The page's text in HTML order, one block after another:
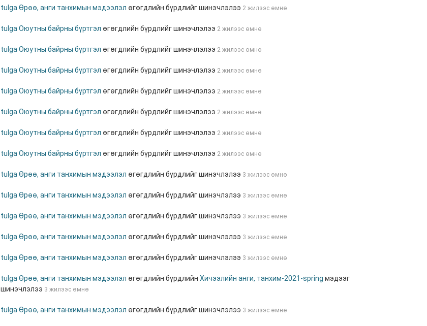
tulga Өрөө, анги танхимын мэдээлэл өгөгдлийн бүрдлийг шинэчлэлээ 2 жилээс өмнө
tulga Оюутны байрны бүртгэл өгөгдлийн бүрдлийг шинэчлэлээ 2 жилээс өмнө
tulga Оюутны байрны бүртгэл өгөгдлийн бүрдлийг шинэчлэлээ 2 жилээс өмнө
tulga Оюутны байрны бүртгэл өгөгдлийн бүрдлийг шинэчлэлээ 2 жилээс өмнө
tulga Оюутны байрны бүртгэл өгөгдлийн бүрдлийг шинэчлэлээ 2 жилээс өмнө
tulga Оюутны байрны бүртгэл өгөгдлийн бүрдлийг шинэчлэлээ 2 жилээс өмнө
tulga Оюутны байрны бүртгэл өгөгдлийн бүрдлийг шинэчлэлээ 2 жилээс өмнө
tulga Оюутны байрны бүртгэл өгөгдлийн бүрдлийг шинэчлэлээ 2 жилээс өмнө
tulga Өрөө, анги танхимын мэдээлэл өгөгдлийн бүрдлийг шинэчлэлээ 3 жилээс өмнө
tulga Өрөө, анги танхимын мэдээлэл өгөгдлийн бүрдлийг шинэчлэлээ 3 жилээс өмнө
tulga Өрөө, анги танхимын мэдээлэл өгөгдлийн бүрдлийг шинэчлэлээ 3 жилээс өмнө
tulga Өрөө, анги танхимын мэдээлэл өгөгдлийн бүрдлийг шинэчлэлээ 3 жилээс өмнө
tulga Өрөө, анги танхимын мэдээлэл өгөгдлийн бүрдлийг шинэчлэлээ 3 жилээс өмнө
tulga Өрөө, анги танхимын мэдээлэл өгөгдлийн бүрдлийн Хичээлийн анги, танхим-2021-spring мэдээг
шинэчлэлээ 3 жилээс өмнө
tulga Өрөө, анги танхимын мэдээлэл өгөгдлийн бүрдлийг шинэчлэлээ 3 жилээс өмнө